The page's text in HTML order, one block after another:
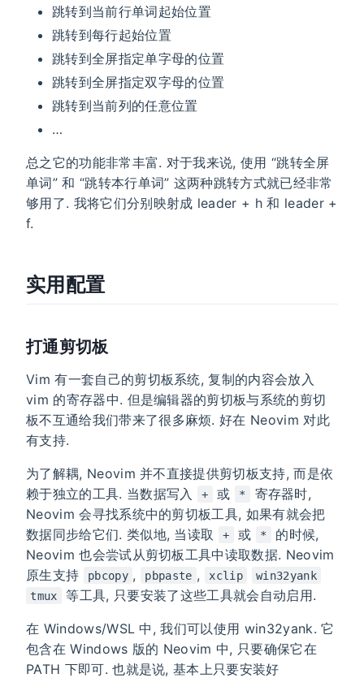
跳转到当前行单词起始位置
跳转到每行起始位置
跳转到全屏指定单字母的位置
跳转到全屏指定双字母的位置
跳转到当前列的任意位置
…
总之它的功能非常丰富. 对于我来说, 使用 “跳转全屏
单词” 和 “跳转本行单词” 这两种跳转方式就已经非常
够用了. 我将它们分别映射成 leader + h 和 leader +
f.
实用配置
打通剪切板
Vim 有一套自己的剪切板系统, 复制的内容会放入
vim 的寄存器中. 但是编辑器的剪切板与系统的剪切
板不互通给我们带来了很多麻烦. 好在 Neovim 对此
有支持.
为了解耦, Neovim 并不直接提供剪切板支持, 而是依
赖于独立的工具. 当数据写入
+ 或 *
寄存器时,
Neovim 会寻找系统中的剪切板工具, 如果有就会把
数据同步给它们. 类似地, 当读取
+ 或 *
的时候,
Neovim 也会尝试从剪切板工具中读取数据. Neovim
原生支持
pbcopy , pbpaste , xclip
win32yank
tmux
等工具, 只要安装了这些工具就会自动启用.
在 Windows/WSL 中, 我们可以使用 win32yank. 它
包含在 Windows 版的 Neovim 中, 只要确保它在
PATH 下即可. 也就是说, 基本上只要安装好